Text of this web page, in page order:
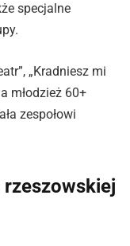
specjalne
„Kradniesz mi
młodzież 60+
zespołowi
rzeszowskiej